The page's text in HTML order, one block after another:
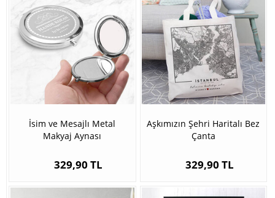
İsim ve Mesajlı Metal
Makyaj Aynası
329,90 TL
Aşkımızın Şehri Haritalı Bez
Çanta
329,90 TL